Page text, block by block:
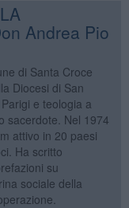
Andrea Pio
di Santa Croce
Diocesi di San
e teologia a
sacerdote. Nel 1974
attivo in 20 paesi
Ha scritto
su
sociale della